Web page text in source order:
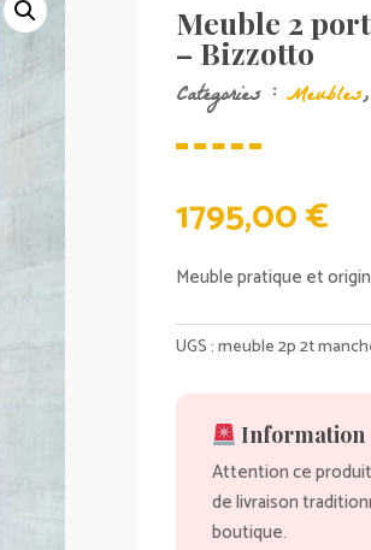
Meuble 2
– Bizzotto
Catégories : Meubles,
1795,00€
Meuble pratique et
UGS :meuble 2p 2t
Information
Attention ce
de livraison
boutique.